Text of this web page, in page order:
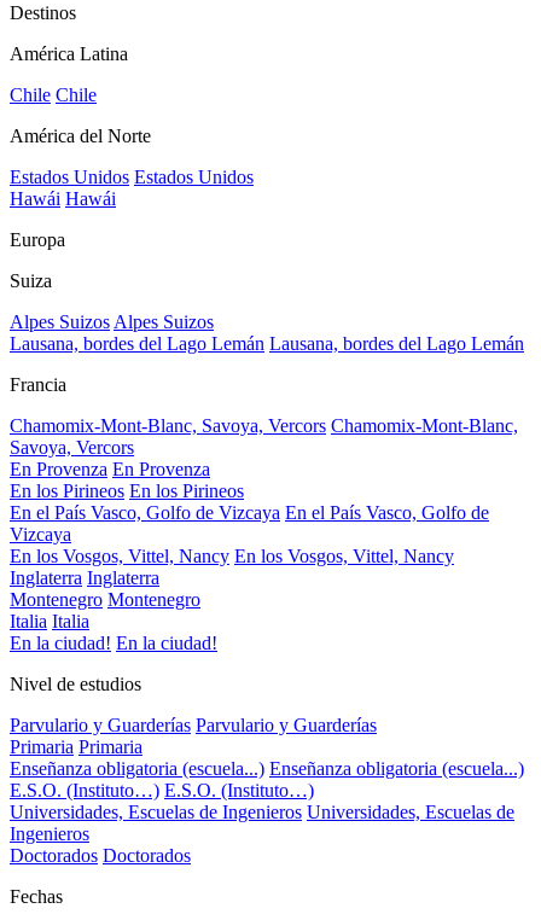
Destinos
América Latina
Chile Chile
América del Norte
Estados Unidos Estados Unidos
Hawái Hawái
Europa
Suiza
Alpes Suizos Alpes Suizos
Lausana, bordes del Lago Lemán Lausana, bordes del Lago Lemán
Francia
Chamomix-Mont-Blanc, Savoya, Vercors Chamomix-Mont-Blanc,
Savoya, Vercors
En Provenza En Provenza
En los Pirineos En los Pirineos
En el País Vasco, Golfo de Vizcaya En el País Vasco, Golfo de
Vizcaya
En los Vosgos, Vittel, Nancy En los Vosgos, Vittel, Nancy
Inglaterra Inglaterra
Montenegro Montenegro
Italia Italia
En la ciudad! En la ciudad!
Nivel de estudios
Parvulario y Guarderías Parvulario y Guarderías
Primaria Primaria
Enseñanza obligatoria (escuela...) Enseñanza obligatoria (escuela...)
E.S.O. (Instituto…) E.S.O. (Instituto…)
Universidades, Escuelas de Ingenieros Universidades, Escuelas de
Ingenieros
Doctorados Doctorados
Fechas